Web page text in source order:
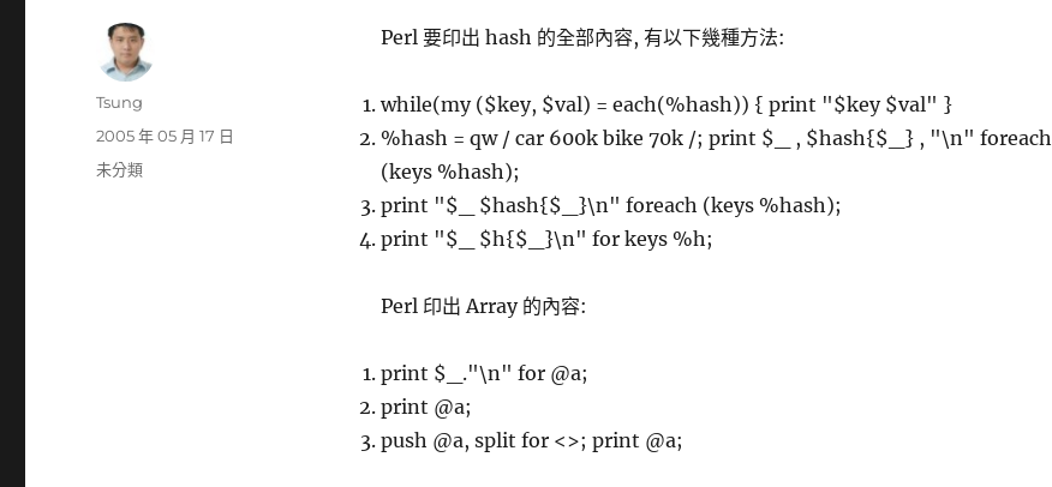
Perl 要印出 hash 的全部內容, 有以下幾種方法:
while(my ($key, $val) = each(%hash)) { print "$key $val" }
%hash = qw / car 600k bike 70k /; print $_ , $hash{$_} , "\n" foreach
(keys %hash);
print "$_ $hash{$_}\n" foreach (keys %hash);
print "$_ $h{$_}\n" for keys %h;
Perl 印出 Array 的內容:
print $_."\n" for @a;
print @a;
push @a, split for <>; print @a;
作
Tsung
發
佈
2005 年 05 月 17 日
分
未分類